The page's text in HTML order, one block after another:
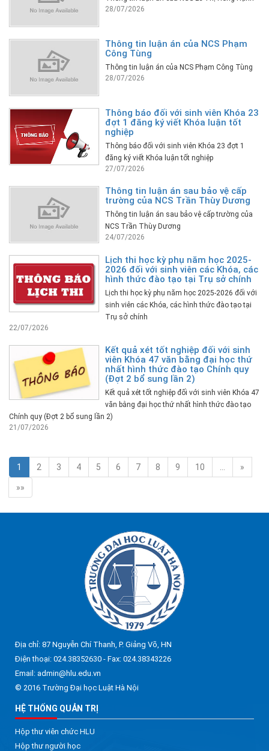
28/07/2026
Thông tin luận án của NCS Phạm
Công Tùng
Thông tin luận án của NCS Phạm Công Tùng
28/07/2026
Thông báo đối với sinh viên Khóa 23
đợt 1 đăng ký viết Khóa luận tốt
nghiệp
Thông báo đối với sinh viên Khóa 23 đợt 1
đăng ký viết Khóa luận tốt nghiệp
27/07/2026
Thông tin luận án sau bảo vệ cấp
trường của NCS Trần Thùy Dương
Thông tin luận án sau bảo vệ cấp trường của
NCS Trần Thùy Dương
24/07/2026
Lịch thi học kỳ phụ năm học 2025-
2026 đối với sinh viên các Khóa, các
hình thức đào tạo tại Trụ sở chính
Lịch thi học kỳ phụ năm học 2025-2026 đối với
sinh viên các Khóa, các hình thức đào tạo tại
Trụ sở chính
22/07/2026
Kết quả xét tốt nghiệp đối với sinh
viên Khóa 47 văn bằng đại học thứ
nhất hình thức đào tạo Chính quy
(Đợt 2 bổ sung lần 2)
Kết quả xét tốt nghiệp đối với sinh viên Khóa 47
văn bằng đại học thứ nhất hình thức đào tạo
Chính quy (Đợt 2 bổ sung lần 2)
21/07/2026
1 2 3 4 5 6 7 8 9 10 »
»»
Địa chỉ: 87 Nguyễn Chí Thanh, P. Giảng Võ, HN
Điện thoại: 024.38352630 - Fax: 024.38343226
Email: admin@hlu.edu.vn
© 2016 Trường Đại học Luật Hà Nội
HỆ THỐNG QUẢN TRỊ
Hộp thư viên chức HLU
Hộp thư người học